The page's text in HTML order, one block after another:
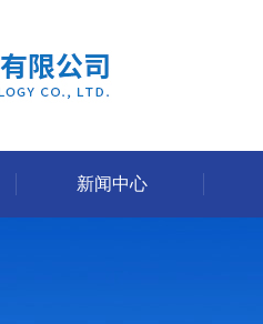
新闻中心